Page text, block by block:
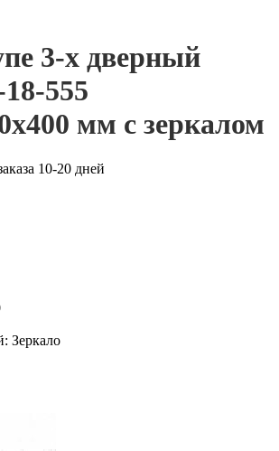
3-х дверный
555
мм с зеркалом
10-20 дней
Зеркало